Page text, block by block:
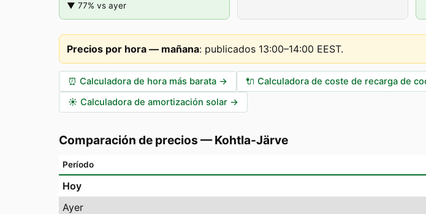
▼ 77% vs ayer
Precios por hora — mañana: publicados 13:00–14:00 EEST.
⏰ Calculadora de hora más barata → 🔌 Calculadora de coste de recarga de
☀️ Calculadora de amortización solar →
Comparación de precios —Kohtla-Järve
Período
Hoy
Ayer